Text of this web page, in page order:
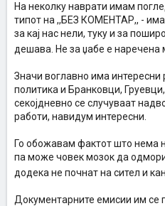
На неколку наврати имам
типот на ,,БЕЗ КОМЕНТАР,, -
за кај нас нели, туку и за
дешава. Не за џабе е наречена
Значи воглавно има интересни
политика и Бранковци,
секојдневно се случуваат
работи, навидум интересни.
Го обожавам фактот што нема
па може човек мозок да
додека не почнат на сител и
Документарните емисии им се